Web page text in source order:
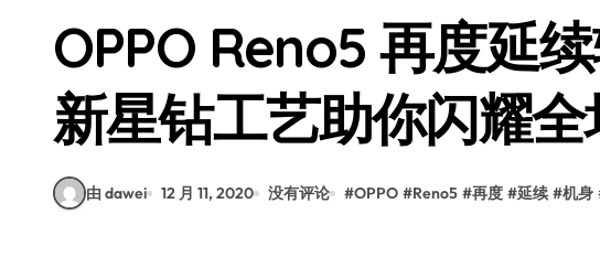
荣耀WIN资讯秒速get，手机管家加持潮人玩机快人一
OPPO Reno5 再度延
新星钻工艺助你闪耀全
由 dawei 12 月 11, 2020 没有评论 #OPPO #Reno5 #再度 #延续 #机身